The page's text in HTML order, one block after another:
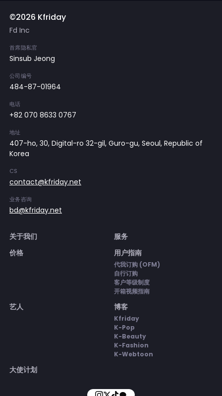
©2026 Kfriday
Fd Inc
首席隐私官
Sinsub Jeong
公司编号
484-87-01964
电话
+82 070 8633 0767
地址
407-ho, 30, Digital-ro 32-gil, Guro-gu, Seoul, Republic of
Korea
CS
contact@kfriday.net
业务咨询
bd@kfriday.net
关于我们
服务
价格
用户指南
代我订购 (OFM)
自行订购
客户等级制度
开箱视频指南
艺人 博客
Kfriday
K-Pop
K-Beauty
K-Fashion
K-Webtoon
大使计划